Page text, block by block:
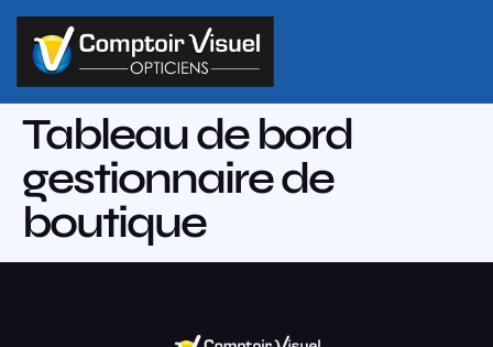
Tableau de bord
gestionnaire de
boutique